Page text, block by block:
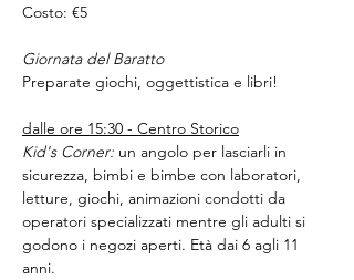
Costo: €5
Giornata del Baratto
Preparate giochi, oggettistica e libri!
dalle ore 15:30 - Centro Storico
Kid's Corner: un angolo per lasciarli in
sicurezza, bimbi e bimbe con laboratori,
letture, giochi, animazioni condotti da
operatori specializzati mentre gli adulti si
godono i negozi aperti. Età dai 6 agli 11
anni.